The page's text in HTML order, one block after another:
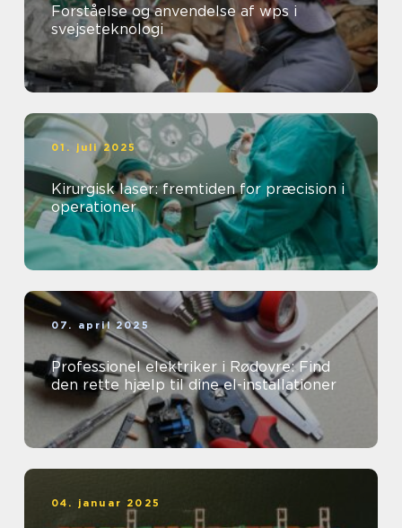
Forståelse og anvendelse af wps i
svejseteknologi
01. juli 2025
Kirurgisk laser: fremtiden for præcision i
operationer
07. april 2025
Professionel elektriker i Rødovre: Find
den rette hjælp til dine el-installationer
04. januar 2025